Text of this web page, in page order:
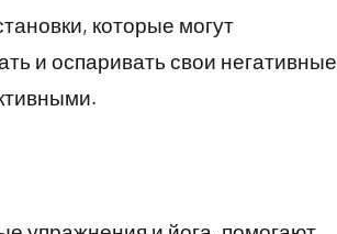
которые могут
и оспаривать свои негативные